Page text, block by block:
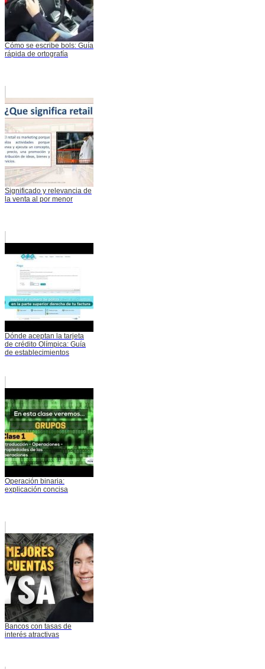
Cómo se escribe bols: Guía
rápida de ortografía
Significado y relevancia de
la venta al por menor
Dónde aceptan la tarjeta
de crédito Olímpica: Guía
de establecimientos
Operación binaria:
explicación concisa
Bancos con tasas de
interés atractivas